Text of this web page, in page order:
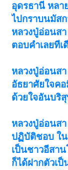
อุดรธานี หลา
ไปกราบนมัส
หลวงปู่อ่อนส
ตอบคําเลยทีเ
หลวงปู่อ่อนส
อัธยาศัยใจค
ด้วยใจอันบริสุ
หลวงปู่อ่อนส
ปฏิบัติชอบ ใ
เป็นชาวอีสา
ก็ได้ฝากตัวเ